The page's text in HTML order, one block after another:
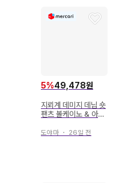
5%49,478원
지뢰계 데미지 데님 숏
팬츠 볼케이노 & 아프
도야마 ・ 26일 전